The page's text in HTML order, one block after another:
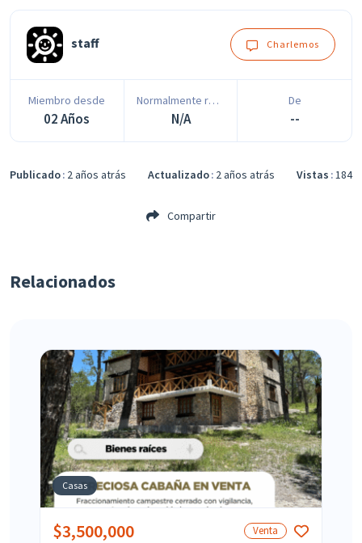
staff Charlemos
Miembro desde
02 Años
Normalmente responde en
N/A
De
--
Publicado 2 años atrás Actualizado 2 años atrás Vistas 184
Compartir
Relacionados
Casas
$3,500,000 Venta